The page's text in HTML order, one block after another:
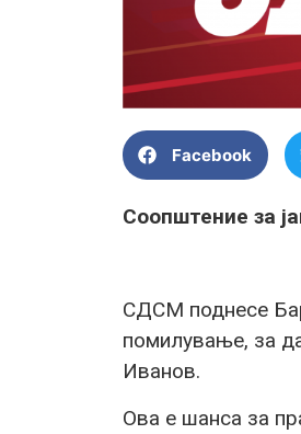
Facebook
Соопштение за
СДСМ поднесе
помилување, за
Иванов.
Ова е шанса за